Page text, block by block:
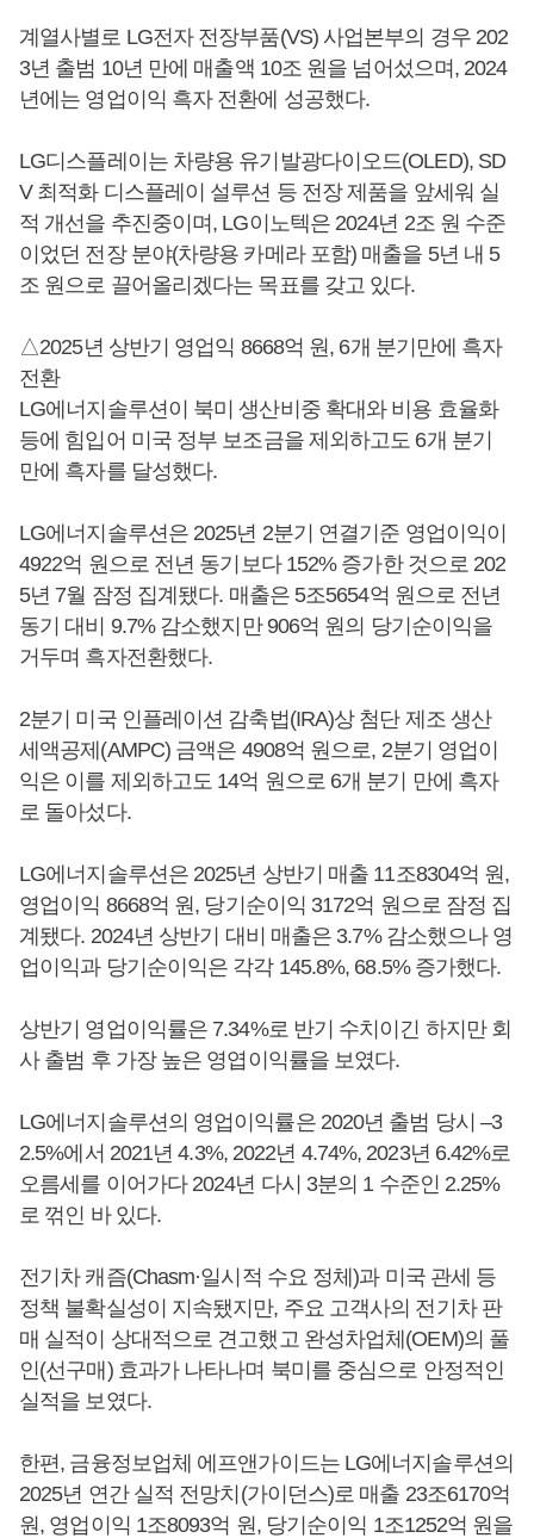
계열사별로 LG전자 전장부품(VS) 사업본부의 경우 202
3년 출범 10년 만에 매출액 10조 원을 넘어섰으며, 2024
년에는 영업이익 흑자 전환에 성공했다.
LG디스플레이는 차량용 유기발광다이오드(OLED), SD
V 최적화 디스플레이 설루션 등 전장 제품을 앞세워 실
적 개선을 추진중이며, LG이노텍은 2024년 2조 원 수준
이었던 전장 분야(차량용 카메라 포함) 매출을 5년 내 5
조 원으로 끌어올리겠다는 목표를 갖고 있다.
△2025년 상반기 영업익 8668억 원, 6개 분기만에 흑자
전환
LG에너지솔루션이 북미 생산비중 확대와 비용 효율화
등에 힘입어 미국 정부 보조금을 제외하고도 6개 분기
만에 흑자를 달성했다.
LG에너지솔루션은 2025년 2분기 연결기준 영업이익이
4922억 원으로 전년 동기보다 152% 증가한 것으로 202
5년 7월 잠정 집계됐다. 매출은 5조5654억 원으로 전년
동기 대비 9.7% 감소했지만 906억 원의 당기순이익을
거두며 흑자전환했다.
2분기 미국 인플레이션 감축법(IRA)상 첨단 제조 생산
세액공제(AMPC) 금액은 4908억 원으로, 2분기 영업이
익은 이를 제외하고도 14억 원으로 6개 분기 만에 흑자
로 돌아섰다.
LG에너지솔루션은 2025년 상반기 매출 11조8304억 원,
영업이익 8668억 원, 당기순이익 3172억 원으로 잠정 집
계됐다. 2024년 상반기 대비 매출은 3.7% 감소했으나 영
업이익과 당기순이익은 각각 145.8%, 68.5% 증가했다.
상반기 영업이익률은 7.34%로 반기 수치이긴 하지만 회
사 출범 후 가장 높은 영엽이익률을 보였다.
LG에너지솔루션의 영업이익률은 2020년 출범 당시 –3
2.5%에서 2021년 4.3%, 2022년 4.74%, 2023년 6.42%로
오름세를 이어가다 2024년 다시 3분의 1 수준인 2.25%
로 꺾인 바 있다.
전기차 캐즘(Chasm·일시적 수요 정체)과 미국 관세 등
정책 불확실성이 지속됐지만, 주요 고객사의 전기차 판
매 실적이 상대적으로 견고했고 완성차업체(OEM)의 풀
인(선구매) 효과가 나타나며 북미를 중심으로 안정적인
실적을 보였다.
한편, 금융정보업체 에프앤가이드는 LG에너지솔루션의
2025년 연간 실적 전망치(가이던스)로 매출 23조6170억
원, 영업이익 1조8093억 원, 당기순이익 1조1252억 원을